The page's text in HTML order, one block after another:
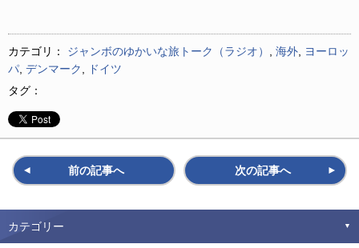
ヤ
ー
カテゴリ： ジャンボのゆかいな旅トーク（ラジオ） 海外
ヨーロッ
パ デンマーク
ドイツ
タグ：
前の記事へ 次の記事へ
カテゴリー